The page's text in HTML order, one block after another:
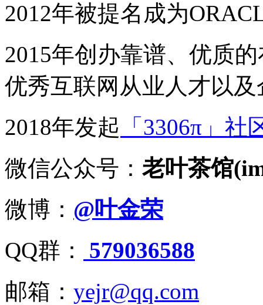
2012年被提名成为
2015年创办靠谱、优质
优秀互联网从业人才以
2018年发起 「3306π」社
微信公众号： 老叶茶馆
微博： @叶金荣
QQ群：
579036588
邮箱： yejr@qq.com